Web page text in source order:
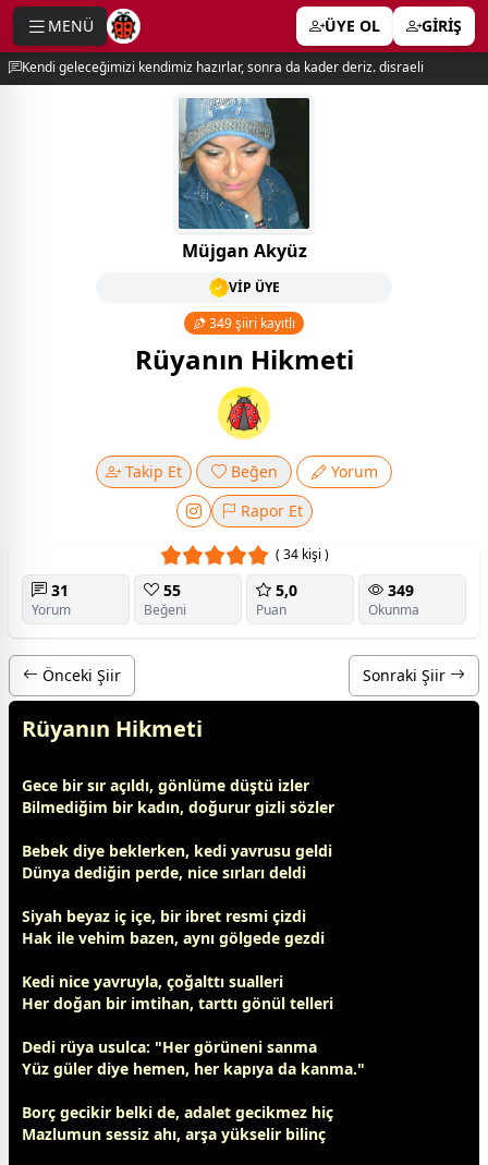
MENÜ ÜYE OL GİRİŞ
Kendi geleceğimizi kendimiz hazırlar, sonra da kader deriz. disraeli
Müjgan Akyüz
VİP ÜYE
349 şiiri kayıtlı
Rüyanın Hikmeti
Takip Et Beğen
Yorum
Rapor Et
( 34 kişi )
31
Yorum
55
Beğeni
5,0
Puan
349
Okunma
Önceki Şiir Sonraki Şiir
Rüyanın Hikmeti
Gece bir sır açıldı, gönlüme düştü izler
Bilmediğim bir kadın, doğurur gizli sözler
Bebek diye beklerken, kedi yavrusu geldi
Dünya dediğin perde, nice sırları deldi
Siyah beyaz iç içe, bir ibret resmi çizdi
Hak ile vehim bazen, aynı gölgede gezdi
Kedi nice yavruyla, çoğalttı sualleri
Her doğan bir imtihan, tarttı gönül telleri
Dedi rüya usulca: "Her görüneni sanma
Yüz güler diye hemen, her kapıya da kanma."
Borç gecikir belki de, adalet gecikmez hiç
Mazlumun sessiz ahı, arşa yükselir bilinç
menu